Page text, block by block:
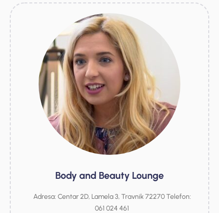
Body and Beauty Lounge
Adresa: Centar 2D, Lamela 3, Travnik 72270 Telefon:
061 024 461